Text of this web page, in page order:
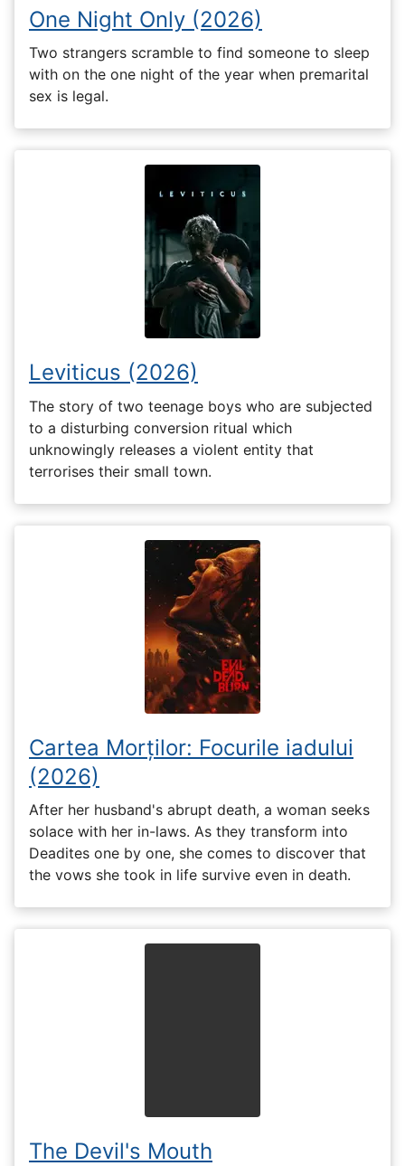
One Night Only (2026)
Two strangers scramble to find someone to sleep
with on the one night of the year when premarital
sex is legal.
Leviticus (2026)
The story of two teenage boys who are subjected
to a disturbing conversion ritual which
unknowingly releases a violent entity that
terrorises their small town.
Cartea Morților: Focurile iadului
(2026)
After her husband's abrupt death, a woman seeks
solace with her in-laws. As they transform into
Deadites one by one, she comes to discover that
the vows she took in life survive even in death.
The Devil's Mouth